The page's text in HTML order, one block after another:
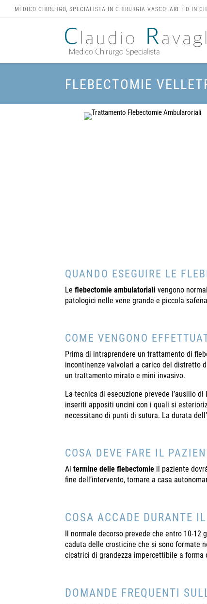
MEDICO CHIRURGO, SPECIALISTA IN CHIRURGIA VASCOLARE ED IN
FLEBECTOMIE
QUANDO ESEGUIRE LE
Leflebectomie ambulatoriali vengono
patologici nelle vene grande e piccola
COME VENGONO
Prima di intraprendere un trattamento di
incontinenze valvolari a carico del distretto
un trattamento mirato e mini invasivo.
La tecnica di esecuzione prevede l’ausilio
inseriti appositi uncini con i quali si
necessitano di punti di sutura. La durata
COSA DEVE FARE IL
Altermine delle flebectomie il paziente
fine dell’intervento, tornare a casa
COSA ACCADE DURANTE
Il normale decorso prevede che entro 10-
caduta delle crosticine che si sono formate
cicatrici di grandezza impercettibile a forma
DOMANDE FREQUENTI